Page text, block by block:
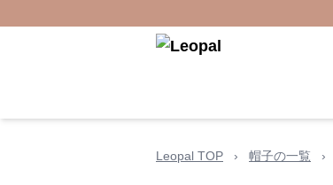
Leopal TOP › 帽子の一覧 ›